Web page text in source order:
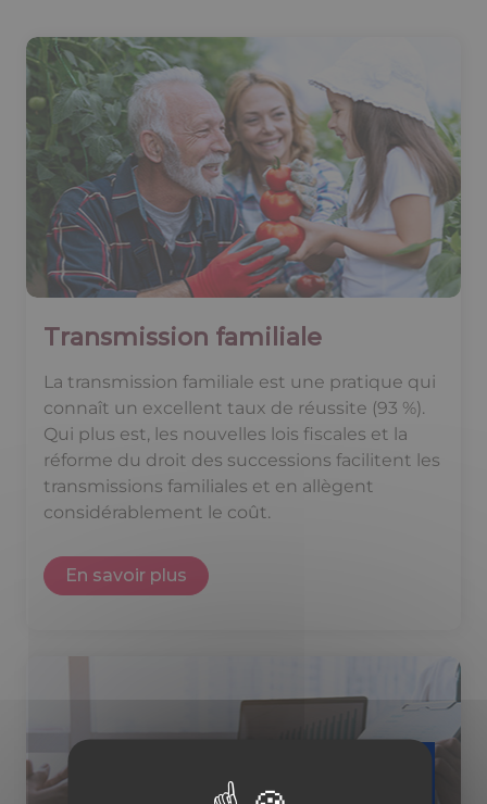
Transmission familiale
La transmission familiale est une pratique qui
connaît un excellent taux de réussite (93 %).
Qui plus est, les nouvelles lois fiscales et la
réforme du droit des successions facilitent les
transmissions familiales et en allègent
considérablement le coût.
En savoir plus